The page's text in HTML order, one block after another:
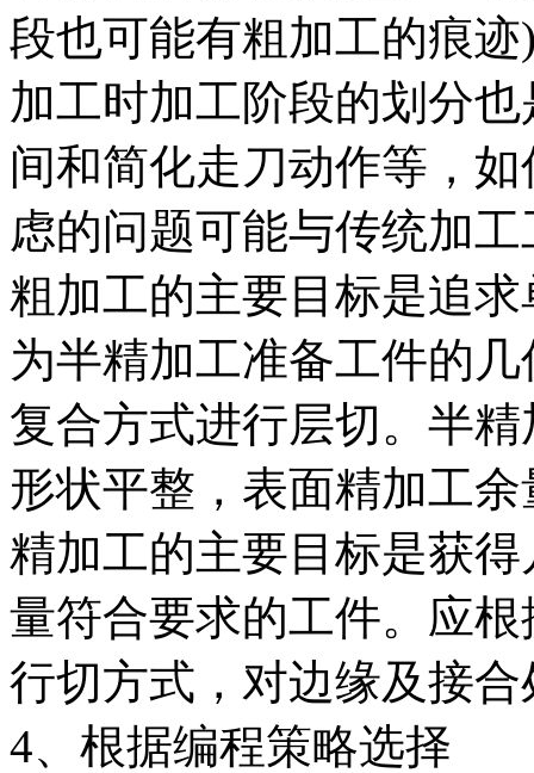
段也可能有粗加工的痕
加工时加工阶段的划分
间和简化走刀动作等，
虑的问题可能与传统加
粗加工的主要目标是追
为半精加工准备工件的
复合方式进行层切。半
形状平整，表面精加工
精加工的主要目标是获
量符合要求的工件。应
行切方式，对边缘及接
4、根据编程策略选择